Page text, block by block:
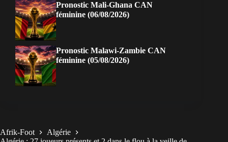
Pronostic Mali-Ghana CAN
féminine (06/08/2026)
Pronostic Malawi-Zambie CAN
féminine (05/08/2026)
Afrik-Foot
Algérie